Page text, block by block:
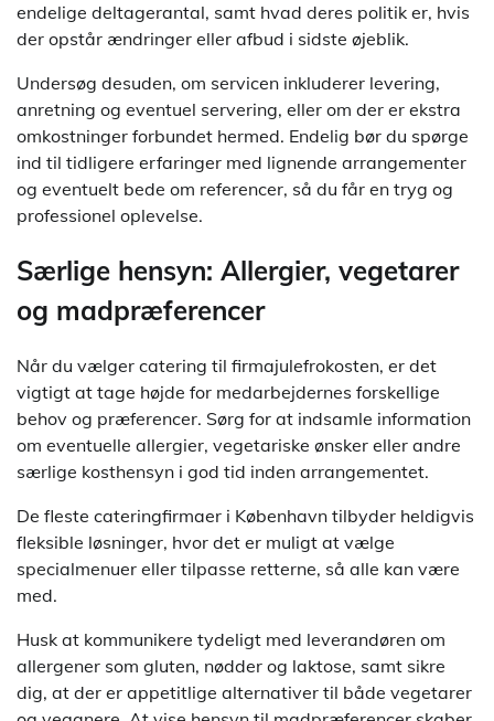
endelige deltagerantal, samt hvad deres politik er, hvis
der opstår ændringer eller afbud i sidste øjeblik.
Undersøg desuden, om servicen inkluderer levering,
anretning og eventuel servering, eller om der er ekstra
omkostninger forbundet hermed. Endelig bør du spørge
ind til tidligere erfaringer med lignende arrangementer
og eventuelt bede om referencer, så du får en tryg og
professionel oplevelse.
Særlige hensyn: Allergier, vegetarer
og madpræferencer
Når du vælger catering til firmajulefrokosten, er det
vigtigt at tage højde for medarbejdernes forskellige
behov og præferencer. Sørg for at indsamle information
om eventuelle allergier, vegetariske ønsker eller andre
særlige kosthensyn i god tid inden arrangementet.
De fleste cateringfirmaer i København tilbyder heldigvis
fleksible løsninger, hvor det er muligt at vælge
specialmenuer eller tilpasse retterne, så alle kan være
med.
Husk at kommunikere tydeligt med leverandøren om
allergener som gluten, nødder og laktose, samt sikre
dig, at der er appetitlige alternativer til både vegetarer